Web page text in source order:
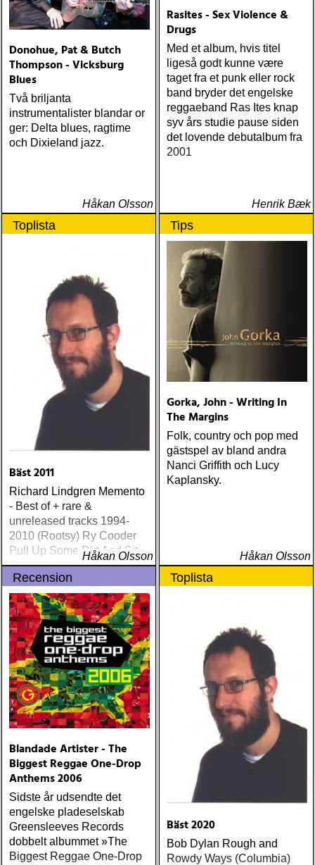
Donohue, Pat & Butch
Thompson - Vicksburg
Blues
Två briljanta
instrumentalister blandar or
ger: Delta blues, ragtime
och Dixieland jazz.
Håkan Olsson
Rasites - Sex Violence &
Drugs
Med et album, hvis titel
ligeså godt kunne være
taget fra et punk eller rock
band bryder det engelske
reggaeband Ras Ites knap
syv års studie pause siden
det lovende debutalbum fra
2001
Henrik Bæk
Toplista
Bäst 2011
Richard Lindgren Memento
- Best of + rare &
unreleased tracks 1994-
2010 (Rootsy) Ry Cooder
Pull Up Some Dirt And Sit
Down (Nonesuch) Tom
Russell Mesabi (Proper)
Deadman Take Up Your
Mat and Walk (Rootsy)
Eilen Jewel Queen of the
Minor Key (Signature
Sound) Matraca Berg The
Dreaming Fields (Dualtone)
Amos Lee Mission Bell
(Blue Note) Lucinda
Williams Blessed (Lost
Highway) Various The
Fame Studios Story 1961-
1973 (Kent) Steve Earle I’ll
Never Get Out Of This
Star Orchestra The Beat
and the Melody (Rootsy)
Chip Taylor Rock and Roll
Joe (Trainwreck) Israel
Nash Gripka Barn Doors &
Håkan Olsson
Tips
Gorka, John - Writing In
The Margins
Folk, country och pop med
gästspel av bland andra
Nanci Griffith och Lucy
Kaplansky.
Håkan Olsson
Recension
Blandade Artister - The
Biggest Reggae One-Drop
Anthems 2006
Sidste år udsendte det
engelske pladeselskab
Greensleeves Records
dobbelt albummet »The
Biggest Reggae One-Drop
Toplista
Bäst 2020
Bob Dylan Rough and
Rowdy Ways (Columbia)